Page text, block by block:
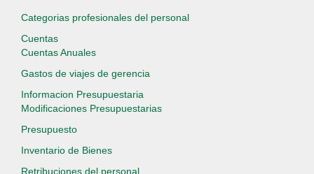
Categorias profesionales del personal
Cuentas
Cuentas Anuales
Gastos de viajes de gerencia
Informacion Presupuestaria
Modificaciones Presupuestarias
Presupuesto
Inventario de Bienes
Retribuciones del personal